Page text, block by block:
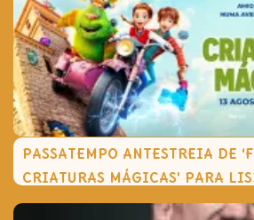
PASSATEMPO ANTESTREIA DE
CRIATURAS MÁGICAS’ PARA